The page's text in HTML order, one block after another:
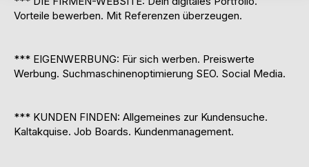
Vorteile bewerben. Mit Referenzen überzeugen.
*** EIGENWERBUNG: Für sich werben. Preiswerte
Werbung. Suchmaschinenoptimierung SEO. Social Media.
*** KUNDEN FINDEN: Allgemeines zur Kundensuche.
Kaltakquise. Job Boards. Kundenmanagement.